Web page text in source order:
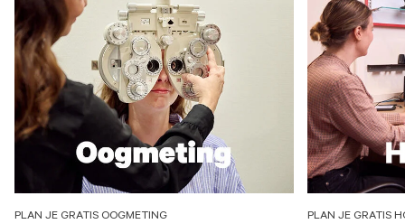
PLAN JE GRATIS OOGMETING
PLAN JE GRATIS